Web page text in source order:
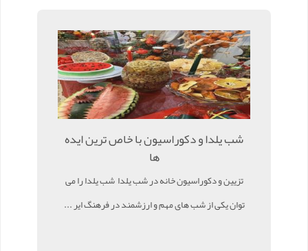
شب یلدا و دکوراسیون با خاص ترین ایده
ها
تزیین و دکوراسیون خانه در شب یلدا شب یلدا را می
توان یکی از شب های مهم و ارزشمند در فرهنگ ایر ...